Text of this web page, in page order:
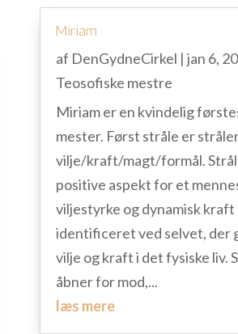
Miriam
af DenGydneCirkel |jan 6,
Teosofiske mestre
Miriam er en kvindelig
mester. Først stråle er
vilje/kraft/magt/formål.
positive aspekt for et
viljestyrke og dynamisk kraft
identificeret ved selvet, der
vilje og kraft i det fysiske liv.
åbner for mod,...
læs mere